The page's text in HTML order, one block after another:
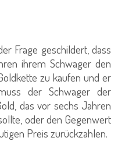
Frage geschildert, dass
ihrem Schwager den
zu kaufen und er
der Schwager der
das vor sechs Jahren
oder den Gegenwert
Preis zurückzahlen.